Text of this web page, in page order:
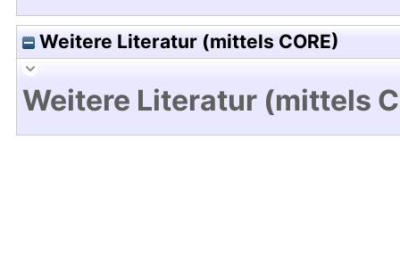
Weitere Literatur (mittels CORE)
Weitere Literatur (mittels